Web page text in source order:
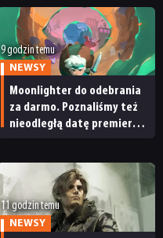
9 godzin temu
NEWSY
Moonlighter do odebrania
za darmo. Poznaliśmy też
nieodległą datę premiery
11 godzin temu
NEWSY